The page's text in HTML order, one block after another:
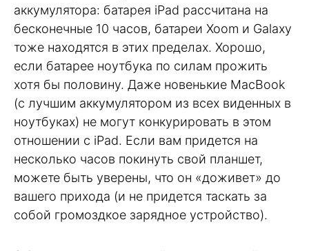
аккумулятора: батарея iPad рассчитана на
бесконечные 10 часов, батареи Xoom и Galaxy
тоже находятся в этих пределах. Хорошо,
если батарее ноутбука по силам прожить
хотя бы половину. Даже новенькие MacBook
(с лучшим аккумулятором из всех виденных в
ноутбуках) не могут конкурировать в этом
отношении с iPad. Если вам придется на
несколько часов покинуть свой планшет,
можете быть уверены, что он «доживет» до
вашего прихода (и не придется таскать за
собой громоздкое зарядное устройство).